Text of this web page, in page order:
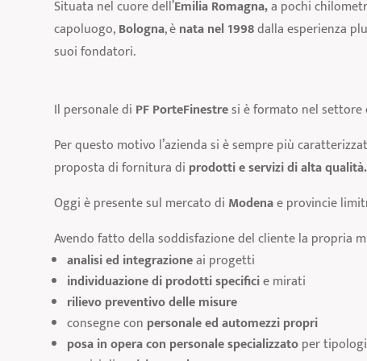
Situata nel cuore dell’Emilia Romagna,a pochi
capoluogo,Bologna, ènata nel 1998dalla esperienza
suoi fondatori.
Il personale di PF PorteFinestresi è formato nel settore
Per questo motivo l’azienda si è sempre più
proposta di fornitura di prodotti e servizi di alta qualità.
Oggi è presente sul mercato di Modenae provincie
Avendo fatto della soddisfazione del cliente la propria
analisi ed integrazioneai progetti
individuazione di prodotti specificie mirati
rilievo preventivo delle misure
consegne con personale ed automezzi propri
posa in opera con personale specializzatoper